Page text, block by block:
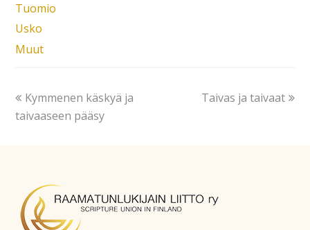
Tuomio
Usko
Muut
Kymmenen käskyä ja
taivaaseen pääsy
Taivas ja taivaat